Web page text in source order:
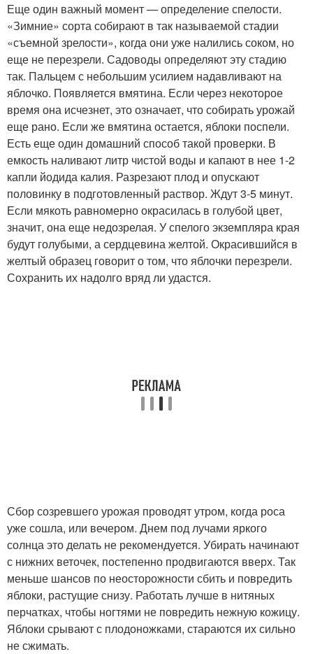
Еще один важный момент — определение спелости.
«Зимние» сорта собирают в так называемой стадии
«съемной зрелости», когда они уже налились соком, но
еще не перезрели. Садоводы определяют эту стадию
так. Пальцем с небольшим усилием надавливают на
яблочко. Появляется вмятина. Если через некоторое
время она исчезнет, это означает, что собирать урожай
еще рано. Если же вмятина остается, яблоки поспели.
Есть еще один домашний способ такой проверки. В
емкость наливают литр чистой воды и капают в нее 1-2
капли йодида калия. Разрезают плод и опускают
половинку в подготовленный раствор. Ждут 3-5 минут.
Если мякоть равномерно окрасилась в голубой цвет,
значит, она еще недозрелая. У спелого экземпляра края
будут голубыми, а сердцевина желтой. Окрасившийся в
желтый образец говорит о том, что яблочки перезрели.
Сохранить их надолго вряд ли удастся.
Сбор созревшего урожая проводят утром, когда роса
уже сошла, или вечером. Днем под лучами яркого
солнца это делать не рекомендуется. Убирать начинают
с нижних веточек, постепенно продвигаются вверх. Так
меньше шансов по неосторожности сбить и повредить
яблоки, растущие снизу. Работать лучше в нитяных
перчатках, чтобы ногтями не повредить нежную кожицу.
Яблоки срывают с плодоножками, стараются их сильно
не сжимать.